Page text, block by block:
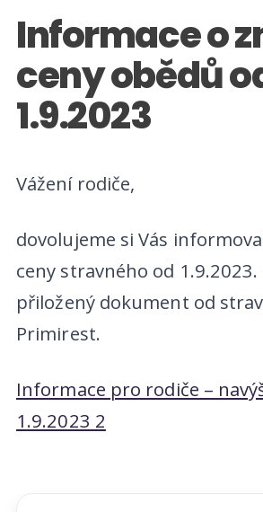
Informace o
ceny obědů
1.9.2023
Vážení rodiče,
dovolujeme si Vás
ceny stravného od 1.9.2023.
přiložený dokument od
Primirest.
Informace pro rodiče –
1.9.2023 2